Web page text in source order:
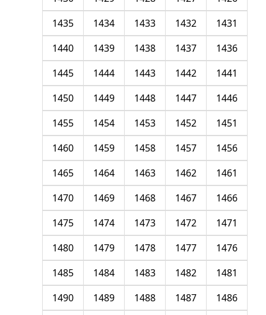
1431
1432
1433
1434
1435
1436
1437
1438
1439
1440
1441
1442
1443
1444
1445
1446
1447
1448
1449
1450
1451
1452
1453
1454
1455
1456
1457
1458
1459
1460
1461
1462
1463
1464
1465
1466
1467
1468
1469
1470
1471
1472
1473
1474
1475
1476
1477
1478
1479
1480
1481
1482
1483
1484
1485
1486
1487
1488
1489
1490